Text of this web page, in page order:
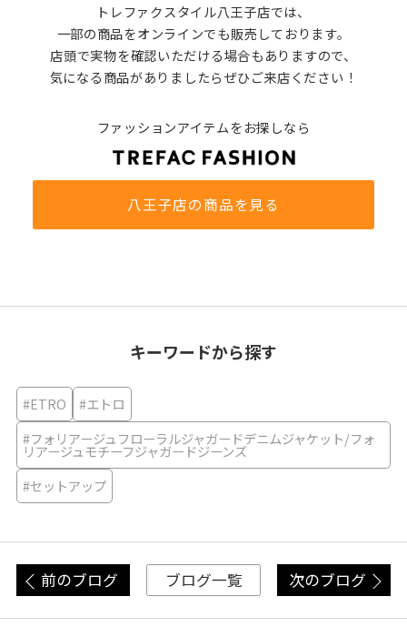
トレファクスタイル八王子店では、
一部の商品をオンラインでも販売しております。
店頭で実物を確認いただける場合もありますので、
気になる商品がありましたらぜひご来店ください！
ファッションアイテムをお探しなら
八王子店の商品を見る
キーワードから探す
#ETRO
#エトロ
#フォリアージュフローラルジャガードデニムジャケット/フォ
リアージュモチーフジャガードジーンズ
#セットアップ
前のブログ ブログ一覧 次のブログ